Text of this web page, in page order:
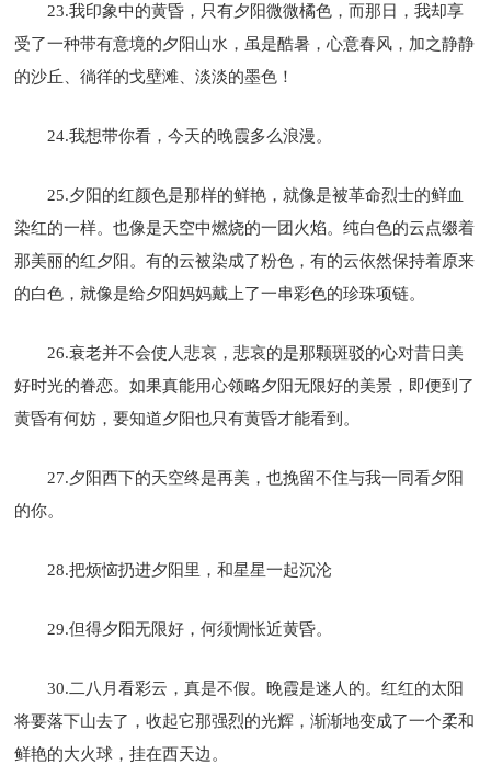
23.我印象中的黄昏，只有夕阳微微橘色，而那日，我却享
受了一种带有意境的夕阳山水，虽是酷暑，心意春风，加之静静
的沙丘、徜徉的戈壁滩、淡淡的墨色！
24.我想带你看，今天的晚霞多么浪漫。
25.夕阳的红颜色是那样的鲜艳，就像是被革命烈士的鲜血
染红的一样。也像是天空中燃烧的一团火焰。纯白色的云点缀着
那美丽的红夕阳。有的云被染成了粉色，有的云依然保持着原来
的白色，就像是给夕阳妈妈戴上了一串彩色的珍珠项链。
26.衰老并不会使人悲哀，悲哀的是那颗斑驳的心对昔日美
好时光的眷恋。如果真能用心领略夕阳无限好的美景，即便到了
黄昏有何妨，要知道夕阳也只有黄昏才能看到。
27.夕阳西下的天空终是再美，也挽留不住与我一同看夕阳
的你。
28.把烦恼扔进夕阳里，和星星一起沉沦
29.但得夕阳无限好，何须惆怅近黄昏。
30.二八月看彩云，真是不假。晚霞是迷人的。红红的太阳
将要落下山去了，收起它那强烈的光辉，渐渐地变成了一个柔和
鲜艳的大火球，挂在西天边。